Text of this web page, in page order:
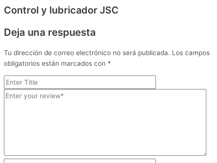
Control y lubricador JSC
Deja una respuesta
Tu dirección de correo electrónico no será publicada. Los campos
obligatorios están marcados con *